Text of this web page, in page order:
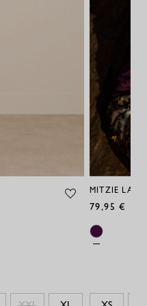
MITZIE
79,95 €